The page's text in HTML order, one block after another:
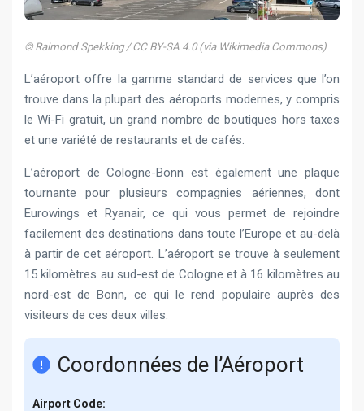
© Raimond Spekking / CC BY-SA 4.0 (via Wikimedia Commons)
L’aéroport offre la gamme standard de services que l’on
trouve dans la plupart des aéroports modernes, y compris
le Wi-Fi gratuit, un grand nombre de boutiques hors taxes
et une variété de restaurants et de cafés.
L’aéroport de Cologne-Bonn est également une plaque
tournante pour plusieurs compagnies aériennes, dont
Eurowings et Ryanair, ce qui vous permet de rejoindre
facilement des destinations dans toute l’Europe et au-delà
à partir de cet aéroport. L’aéroport se trouve à seulement
15 kilomètres au sud-est de Cologne et à 16 kilomètres au
nord-est de Bonn, ce qui le rend populaire auprès des
visiteurs de ces deux villes.
Coordonnées de l’Aéroport
Airport Code: